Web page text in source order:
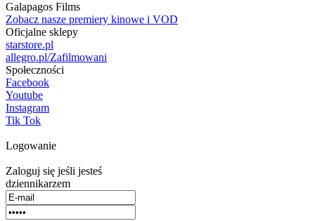
Galapagos Films
Zobacz nasze premiery kinowe i VOD
Oficjalne sklepy
starstore.pl
allegro.pl/Zafilmowani
Społeczności
Facebook
Youtube
Instagram
Tik Tok
Logowanie
Zaloguj się jeśli jesteś
dziennikarzem